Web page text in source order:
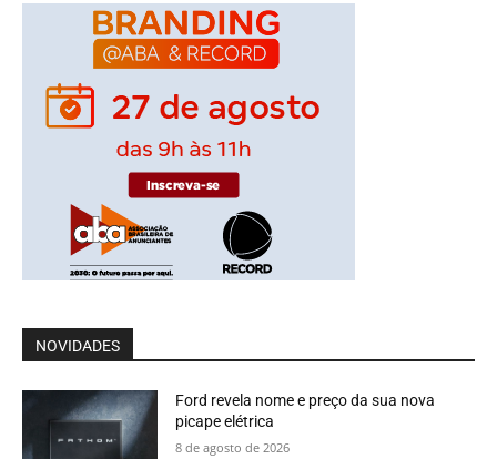
NOVIDADES
Ford revela nome e preço da sua nova
picape elétrica
8 de agosto de 2026